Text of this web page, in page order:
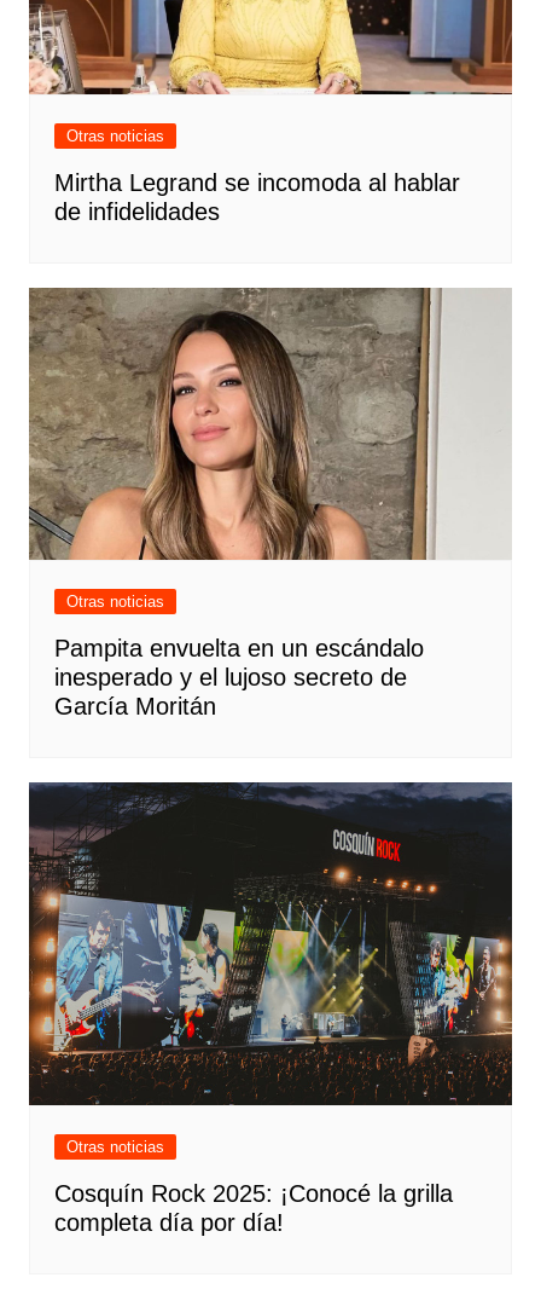
Otras noticias
Mirtha Legrand se incomoda al hablar
de infidelidades
Otras noticias
Pampita envuelta en un escándalo
inesperado y el lujoso secreto de
García Moritán
Otras noticias
Cosquín Rock 2025: ¡Conocé la grilla
completa día por día!